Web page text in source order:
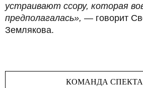
устраивают ссору, которая
предполагалась», — говорит
Землякова.
КОМАНДА